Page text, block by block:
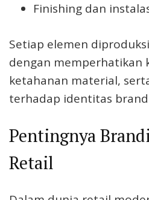
Finishing dan
Setiap elemen
dengan memperhatikan
ketahanan material,
terhadap identitas
Pentingnya
Retail